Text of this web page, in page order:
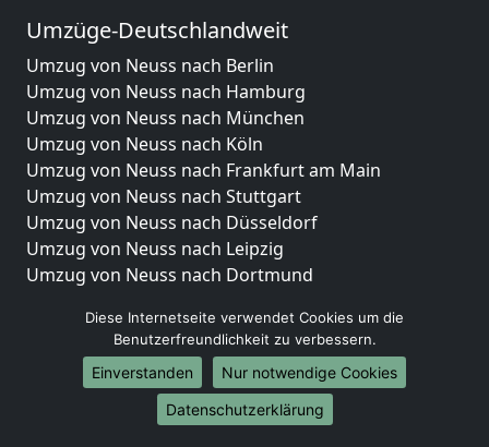
Umzüge-Deutschlandweit
Umzug von Neuss nach Berlin
Umzug von Neuss nach Hamburg
Umzug von Neuss nach München
Umzug von Neuss nach Köln
Umzug von Neuss nach Frankfurt am Main
Umzug von Neuss nach Stuttgart
Umzug von Neuss nach Düsseldorf
Umzug von Neuss nach Leipzig
Umzug von Neuss nach Dortmund
Umzug von Neuss nach Bremen
Umzug von Neuss nach Dresden
Umzug von Neuss nach Hannover
Umzug von Neuss nach Nürnberg
Umzug von Neuss nach Duisburg
Diese Internetseite verwendet Cookies um die
Benutzerfreundlichkeit zu verbessern.
Einverstanden
Nur notwendige Cookies
Datenschutzerklärung